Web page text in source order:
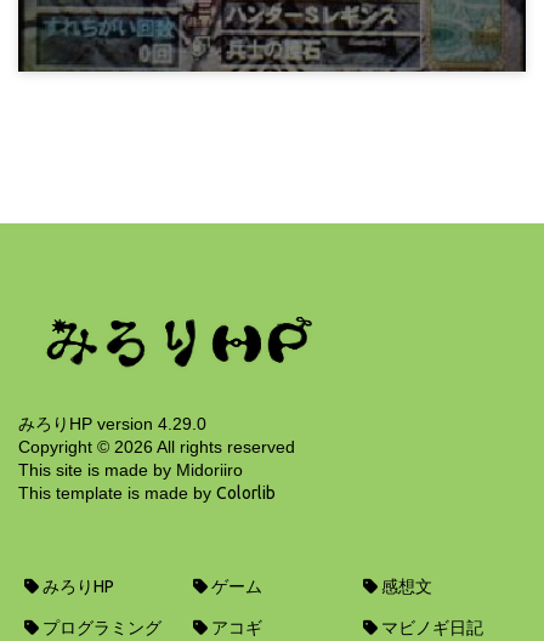
13年前
13年前
みろりHP version 4.29.0
Copyright © 2026 All rights reserved
This site is made by Midoriiro
This template is made by Colorlib
みろりHP ゲーム 感想文
プログラミング アコギ マビノギ日記